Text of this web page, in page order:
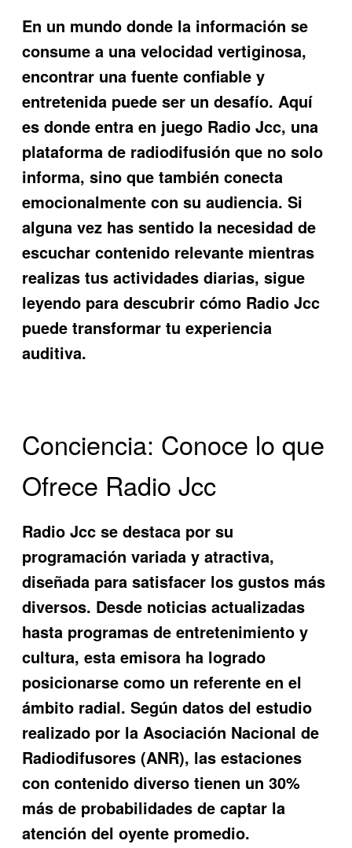
En un mundo donde la información se
consume a una velocidad vertiginosa,
encontrar una fuente confiable y
entretenida puede ser un desafío. Aquí
es donde entra en juego Radio Jcc, una
plataforma de radiodifusión que no solo
informa, sino que también conecta
emocionalmente con su audiencia. Si
alguna vez has sentido la necesidad de
escuchar contenido relevante mientras
realizas tus actividades diarias, sigue
leyendo para descubrir cómo Radio Jcc
puede transformar tu experiencia
auditiva.
Conciencia: Conoce lo que
Ofrece Radio Jcc
Radio Jcc se destaca por su
programación variada y atractiva,
diseñada para satisfacer los gustos más
diversos. Desde noticias actualizadas
hasta programas de entretenimiento y
cultura, esta emisora ha logrado
posicionarse como un referente en el
ámbito radial. Según datos del estudio
realizado por la Asociación Nacional de
Radiodifusores (ANR), las estaciones
con contenido diverso tienen un 30%
más de probabilidades de captar la
atención del oyente promedio.